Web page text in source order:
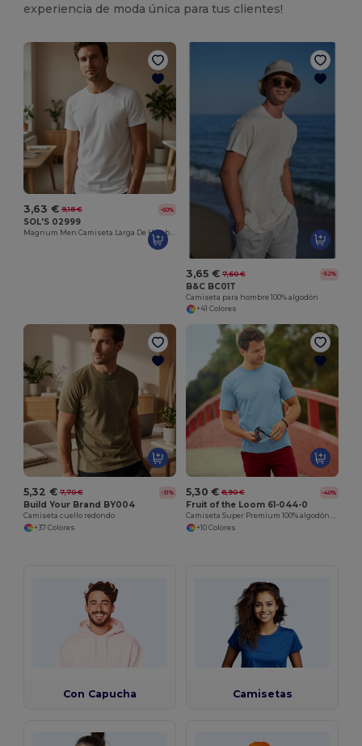
experiencia de moda única para tus clientes!
3,63 € 9,18 € -60%
SOL'S 02999
Magnum Men Camiseta Larga De Hombre
3,65 € 7,60 € -52%
B&C BC01T
Camiseta para hombre 100% algodón
+41 Colores
5,32 € 7,70 € -31%
Build Your Brand BY004
Camiseta cuello redondo
+37 Colores
5,30 € 8,90 € -40%
Fruit of the Loom 61-044-0
Camiseta Super Premium 100% algodón para hombre
+10 Colores
Con Capucha Camisetas